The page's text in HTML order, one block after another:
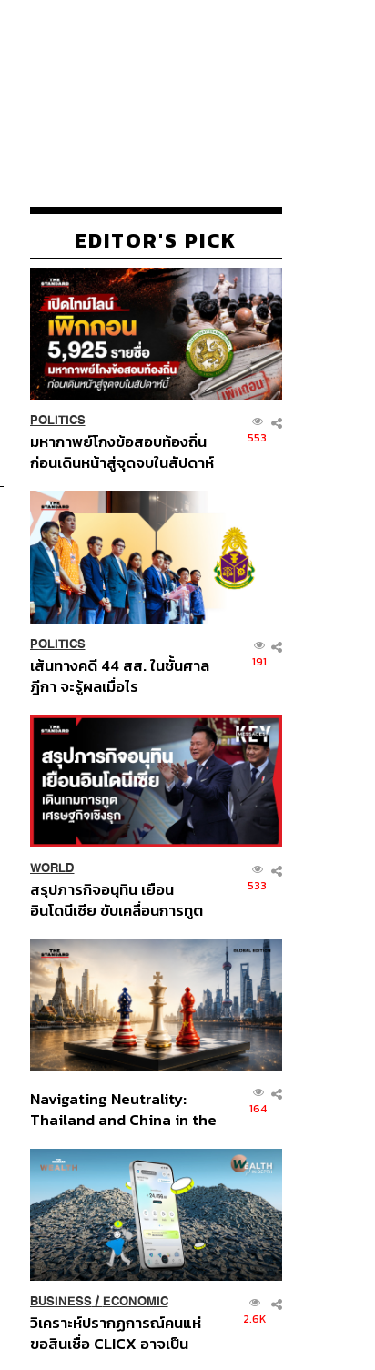
EDITOR'S PICK
POLITICS
มหากาพย์โกงข้อสอบท้องถิ่น
ก่อนเดินหน้าสู่จุดจบในสัปดาห์
553
POLITICS
เส้นทางคดี 44 สส. ในชั้นศาล
ฎีกา จะรู้ผลเมื่อไร
191
WORLD
สรุปภารกิจอนุทิน เยือน
อินโดนีเซีย ขับเคลื่อนการทูต
ส่วนยุทธศาสตร์ไทย –
อินโดนีเซีย
533
Navigating Neutrality:
Thailand and China in the
Order
164
BUSINESS/ ECONOMIC
วิเคราะห์ปรากฏการณ์คนแห่
ขอสินเชื่อ CLICX อาจเป็น
2.6K